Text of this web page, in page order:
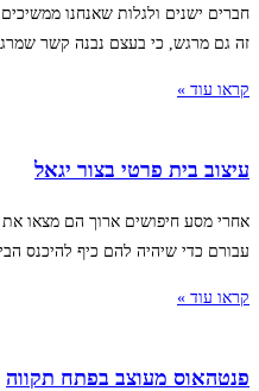
חברים ישנים ולגלות שאנחנו
זה גם מרגש, כי בעצם נבנה קשר
קראו עוד »
עיצוב בית פרטי בצור יגאל
אחרי מסע חיפושים ארוך הם מצאו
עבורם כדי שיהיה להם כיף להיכנס
קראו עוד »
פנטהאוס מעוצב בפתח תקווה